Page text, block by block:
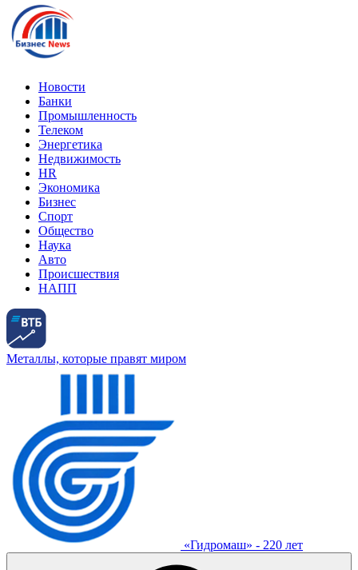
Новости
Банки
Промышленность
Телеком
Энергетика
Недвижимость
HR
Экономика
Бизнес
Спорт
Общество
Наука
Авто
Происшествия
НАПП
Металлы, которые правят миром
«Гидромаш» - 220 лет